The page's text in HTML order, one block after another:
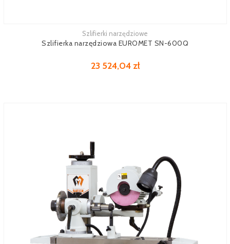
Szlifierki narzędziowe
Szlifierka narzędziowa EUROMET SN-600Q
23 524,04 zł